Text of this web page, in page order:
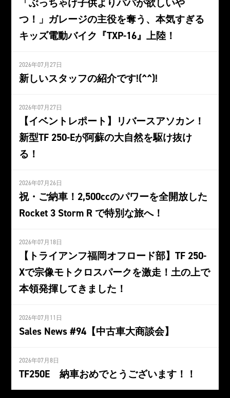
「ぶっちゃけ子供よりパパが欲しいや
つ！」ガレージの主役を奪う、本気すぎる
キッズ電動バイク『TXP-16』上陸！
2026年07月27日
新しいスタッフの紹介です!(^^)!
2026年07月27日
【イベントレポート】リバースアソカン！
新型TF 250-Eが阿蘇の大自然を駆け抜け
る！
2026年07月26日
祝・ご納車！2,500ccのパワーを全開放した
Rocket 3 Storm R で特別な旅へ！
2026年07月18日
【トライアンフ福岡オフロード部】TF 250-
Xで宗像モトクロスパークを激走！土の上で
本領発揮してきました！
2026年07月11日
Sales News #94【中古車大商談会】
2026年07月8日
TF250E 納車おめでとうございます！！